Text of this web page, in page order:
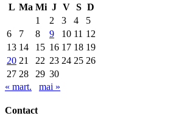
L Ma Mi J V S D
1
2 3 4
5
6
7 8 9 10 11 12
13 14 15 16 17 18 19
20 21 22 23 24 25 26
27 28 29 30
« mart.
mai »
Contact